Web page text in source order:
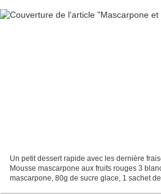
Un petit dessert rapide avec les dernière
Mousse mascarpone aux fruits rouges 3
mascarpone, 80g de sucre glace, 1 sachet